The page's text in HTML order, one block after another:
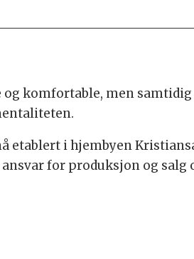
komfortable, men
etablert i hjembyen
for produksjon og